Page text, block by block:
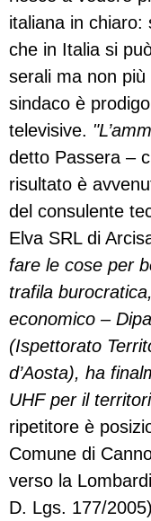
italiana in chiaro:
che in Italia si
serali ma non più
sindaco è
televisive.
detto Passera –
risultato è
del consulente
Elva SRL di
fare le cose per
trafila
economico –
(Ispettorato
d’Aosta), ha
UHF per il
ripetitore è
Comune di
verso la
D. Lgs. 177/